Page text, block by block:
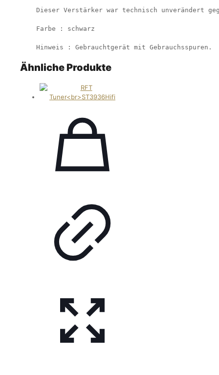
Dieser Verstärker war technisch unverändert
Farbe : schwarz
Ähnliche Produkte